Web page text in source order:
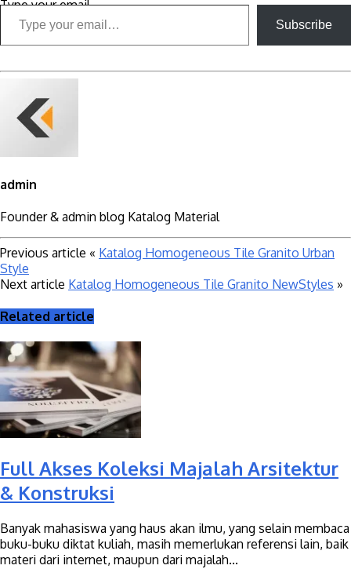
Type your email…
Subscribe
admin
Founder & admin blog Katalog Material
Previous article « Katalog Homogeneous Tile Granito Urban
Style
Next article Katalog Homogeneous Tile Granito NewStyles »
Related article
Full Akses Koleksi Majalah Arsitektur
& Konstruksi
Banyak mahasiswa yang haus akan ilmu, yang selain membaca
buku-buku diktat kuliah, masih memerlukan referensi lain, baik
materi dari internet, maupun dari majalah...